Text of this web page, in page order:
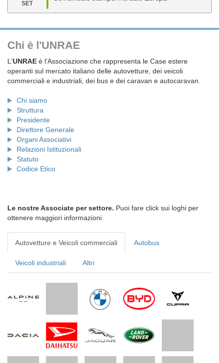
SET
Chi è l'UNRAE
L'UNRAE è l'Associazione che rappresenta le Case estere
operanti sul mercato italiano delle autovetture, dei veicoli
commerciali e industriali, dei bus e dei caravan e autocaravan.
Chi siamo
Struttura
Presidente
Direttore Generale
Organi Associativi
Relazioni Istituzionali
Statuto
Codice Etico
Le nostre Associate per settore. Puoi fare click sui loghi per
ottenere maggiori informazioni.
Autovetture e Veicoli commerciali Autobus
Veicoli industriali Altri